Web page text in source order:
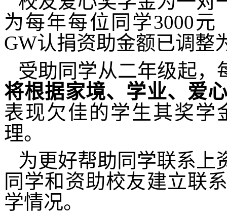
为每年每位同学3000元
GW认捐资助金额已调整
受助同学从二年级起，
将根据家境、学业、爱
表现欠佳的学生其奖学
理。
为更好帮助同学联系上
同学和资助校友建立联
学情况。